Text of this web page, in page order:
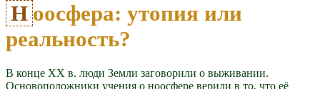
Ноосфера: утопия или
реальность?
В конце XX в. люди Земли заговорили о выживании.
Основоположники учения о ноосфере верили в то, что её